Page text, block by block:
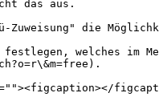
das aus.
die
welches im